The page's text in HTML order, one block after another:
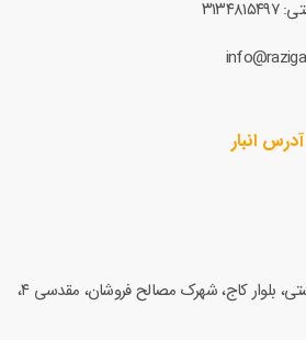
انبار
کرج، کمالشهر، بلوار بهشتی، بلوار کاج، شهرک مصالح فروشان، مقدسی ۴،